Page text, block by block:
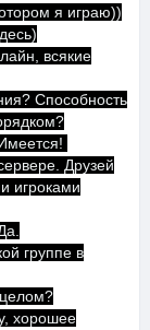
я играю))
всякие
Способность
Друзей
игроками
группе в
хорошее